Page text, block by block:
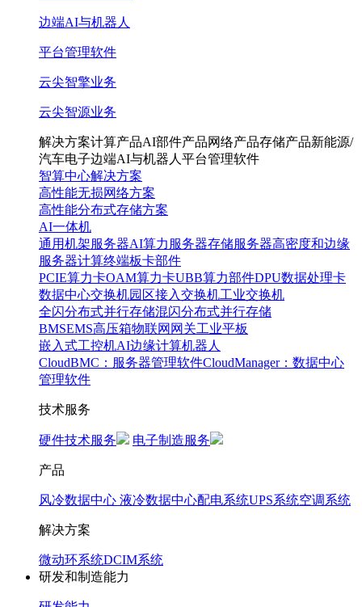
边端AI与机器人
平台管理软件
云尖智擎业务
云尖智源业务
解决方案计算产品AI部件产品网络产品存储产品新能源/
汽车电子边端AI与机器人 平台管理软件
智算中心解决方案
高性能无损网络方案
高性能分布式存储方案
AI一体机
通用机架服务器AI算力服务器存储服务器高密度和边缘
服务器计算终端板卡部件
PCIE算力卡OAM算力卡UBB算力部件DPU数据处理卡
数据中心交换机园区接入交换机工业交换机
全闪分布式并行存储混闪分布式并行存储
BMSEMS高压箱物联网网关工业平板
嵌入式工控机AI边缘计算机器人
CloudBMC：服务器管理软件CloudManager：数据中心
管理软件
技术服务
硬件技术服务 电子制造服务
产品
风冷数据中心 液冷数据中心配电系统UPS系统空调系统
解决方案
微动环系统DCIM系统
研发和制造能力